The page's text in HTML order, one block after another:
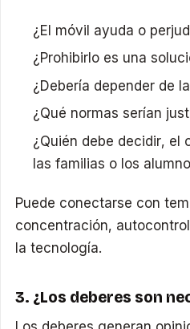
¿El móvil ayuda o
¿Prohibirlo es una
¿Debería depender de
¿Qué normas serían
¿Quién debe decidir, el
las familias o los
Puede conectarse con
concentración,
la tecnología.
3. ¿Los deberes son